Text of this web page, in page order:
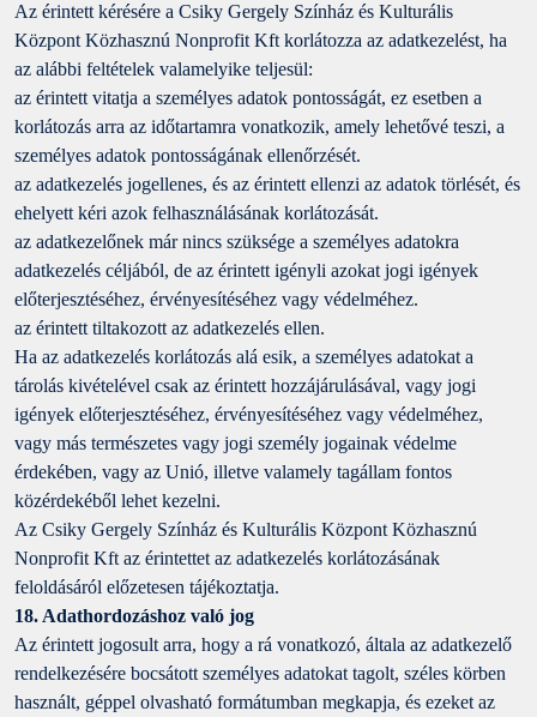
Az érintett kérésére a Csiky Gergely Színház és Kulturális
Központ Közhasznú Nonprofit Kft korlátozza az adatkezelést, ha
az alábbi feltételek valamelyike teljesül:
az érintett vitatja a személyes adatok pontosságát, ez esetben a
korlátozás arra az időtartamra vonatkozik, amely lehetővé teszi, a
személyes adatok pontosságának ellenőrzését.
az adatkezelés jogellenes, és az érintett ellenzi az adatok törlését, és
ehelyett kéri azok felhasználásának korlátozását.
az adatkezelőnek már nincs szüksége a személyes adatokra
adatkezelés céljából, de az érintett igényli azokat jogi igények
előterjesztéséhez, érvényesítéséhez vagy védelméhez.
az érintett tiltakozott az adatkezelés ellen.
Ha az adatkezelés korlátozás alá esik, a személyes adatokat a
tárolás kivételével csak az érintett hozzájárulásával, vagy jogi
igények előterjesztéséhez, érvényesítéséhez vagy védelméhez,
vagy más természetes vagy jogi személy jogainak védelme
érdekében, vagy az Unió, illetve valamely tagállam fontos
közérdekéből lehet kezelni.
Az Csiky Gergely Színház és Kulturális Központ Közhasznú
Nonprofit Kft az érintettet az adatkezelés korlátozásának
feloldásáról előzetesen tájékoztatja.
18. Adathordozáshoz való jog
Az érintett jogosult arra, hogy a rá vonatkozó, általa az adatkezelő
rendelkezésére bocsátott személyes adatokat tagolt, széles körben
használt, géppel olvasható formátumban megkapja, és ezeket az